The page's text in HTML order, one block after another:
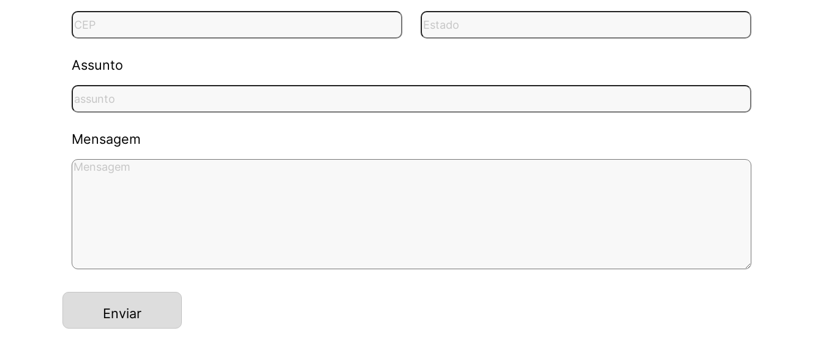
Assunto
Mensagem